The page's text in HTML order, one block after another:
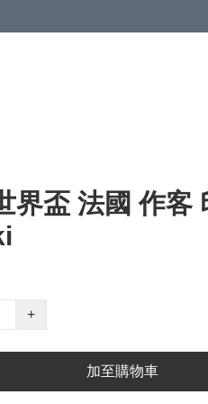
界盃 法國 作客
+
加至購物車